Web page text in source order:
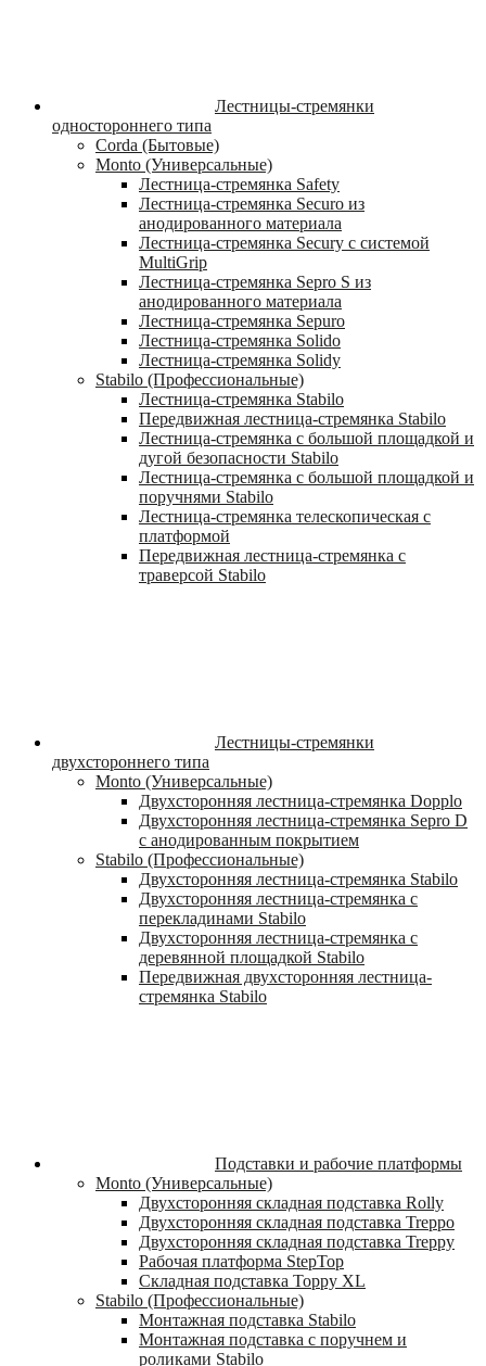
Лестницы-стремянки
одностороннего типа
Corda (Бытовые)
Monto (Универсальные)
Лестница-стремянка Safety
Лестница-стремянка Securo из
анодированного материала
Лестница-стремянка Secury с системой
MultiGrip
Лестница-стремянка Sepro S из
анодированного материала
Лестница-стремянка Sepuro
Лестница-стремянка Solido
Лестница-стремянка Solidy
Stabilo (Профессиональные)
Лестница-стремянка Stabilo
Передвижная лестница-стремянка Stabilo
Лестница-стремянка с большой площадкой и
дугой безопасности Stabilo
Лестница-стремянка с большой площадкой и
поручнями Stabilo
Лестница-стремянка телескопическая с
платформой
Передвижная лестница-стремянка с
траверсой Stabilo
Лестницы-стремянки
двухстороннего типа
Monto (Универсальные)
Двухсторонняя лестница-стремянка Dopplo
Двухсторонняя лестница-стремянка Sepro D
с анодированным покрытием
Stabilo (Профессиональные)
Двухсторонняя лестница-стремянка Stabilo
Двухсторонняя лестница-стремянка с
перекладинами Stabilo
Двухсторонняя лестница-стремянка с
деревянной площадкой Stabilo
Передвижная двухсторонняя лестница-
стремянка Stabilo
Подставки и рабочие платформы
Monto (Универсальные)
Двухсторонняя складная подставка Rolly
Двухсторонняя складная подставка Treppo
Двухсторонняя складная подставка Treppy
Рабочая платформа StepTop
Складная подставка Toppy XL
Stabilo (Профессиональные)
Монтажная подставка Stabilo
Монтажная подставка с поручнем и
роликами Stabilo